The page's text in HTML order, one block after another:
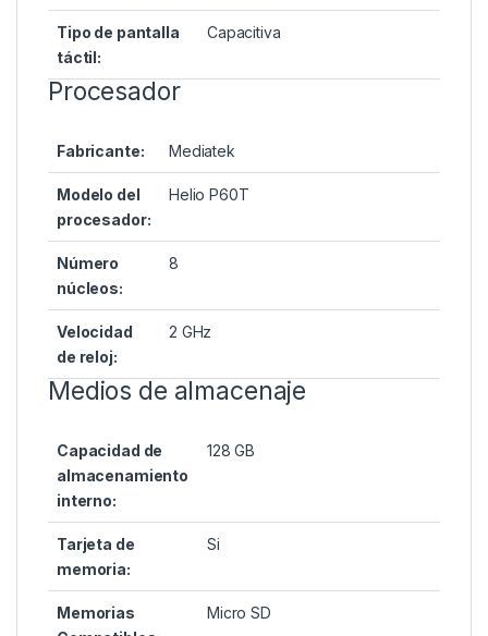
Tipo de pantalla
táctil:
Capacitiva
Procesador
Fabricante: Mediatek
Modelo del
procesador:
Helio P60T
Número
núcleos:
8
Velocidad
de reloj:
2 GHz
Medios de almacenaje
Capacidad de
almacenamiento
interno:
128 GB
Tarjeta de
memoria:
Si
Memorias
Micro SD